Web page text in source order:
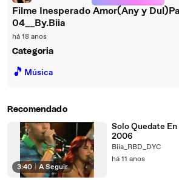
Filme Inesperado Amor(Any y
04__By.Biia
há 18 anos
Categoria
🎵 Música
Recomendado
3:40 | A Seguir
Solo Quedate
2006
Biia_RBD_DYC
há 11 anos